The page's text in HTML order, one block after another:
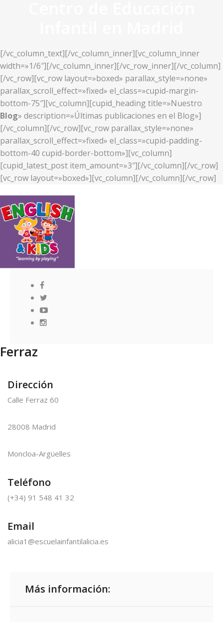
[/vc_column_text][/vc_column_inner][vc_column_inner
width=»1/6″][/vc_column_inner][/vc_row_inner][/vc_column]
[/vc_row][vc_row layout=»boxed» parallax_style=»none»
parallax_scroll_effect=»fixed» el_class=»cupid-margin-
bottom-75″][vc_column][cupid_heading title=»Nuestro
Blog» description=»Últimas publicaciones en el Blog»]
[/vc_column][/vc_row][vc_row parallax_style=»none»
parallax_scroll_effect=»fixed» el_class=»cupid-padding-
bottom-40 cupid-border-bottom»][vc_column]
[cupid_latest_post item_amount=»3″][/vc_column][/vc_row]
[vc_row layout=»boxed»][vc_column][/vc_column][/vc_row]
Ferraz
Dirección
Calle Ferraz 60
28008 Madrid
Moncloa-Argüelles
Teléfono
(+34) 91 548 41 32
Email
alicia1@escuelainfantilalicia.es
Más información: